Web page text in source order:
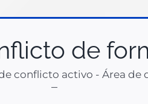
de
de conflicto activo - Área
–